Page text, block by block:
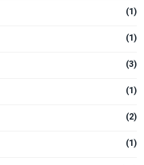
(1)
(1)
(3)
(1)
(2)
(1)